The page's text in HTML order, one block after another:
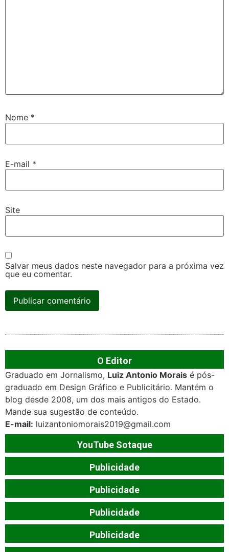
Nome *
E-mail *
Site
Salvar meus dados neste navegador para a próxima vez
que eu comentar.
O Editor
Graduado em Jornalismo, Luiz Antonio Morais é pós-
graduado em Design Gráfico e Publicitário. Mantém o
blog desde 2008, um dos mais antigos do Estado.
Mande sua sugestão de conteúdo.
E-mail: luizantoniomorais2019@gmail.com
YouTube Sotaque
Publicidade
Publicidade
Publicidade
Publicidade